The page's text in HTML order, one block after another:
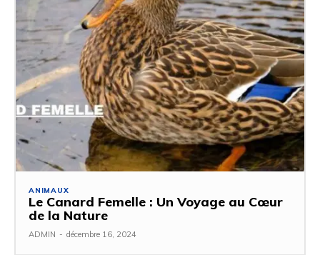
ANIMAUX
Le Canard Femelle : Un Voyage au Cœur
de la Nature
ADMIN - décembre 16, 2024